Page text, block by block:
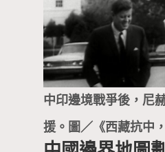
中印邊境戰爭後，尼
援。圖／《西藏抗中